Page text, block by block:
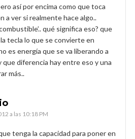
así por encima como que toca
a ver si realmente hace algo..
qué significa eso? que
tecla lo que se convierte en
es energía que se va liberando a
que diferencia hay entre eso y una
más..
a las 10:18 PM
tenga la capacidad para poner en